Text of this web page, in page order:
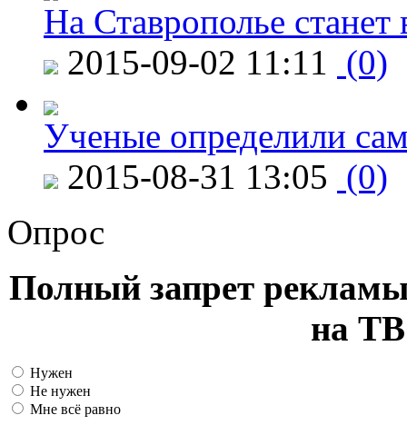
На Ставрополье
2015-09-02 11:11 (0)
Ученые определили
2015-08-31 13:05 (0)
Опрос
Полный запрет
на ТВ
Нужен
Не нужен
Мне всё равно